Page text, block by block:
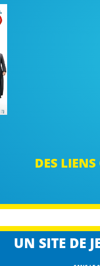
DES
UN SITE DE